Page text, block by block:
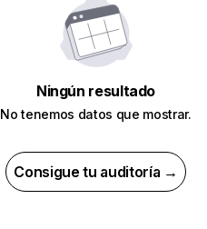
Ningún resultado
No tenemos datos que mostrar.
Consigue tu auditoría →